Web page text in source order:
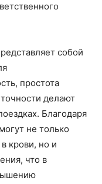
собой
простота
делают
Благодаря
не только
крови, но и
что в